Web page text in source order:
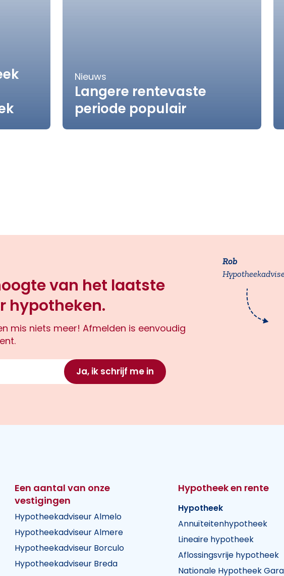
Nieuws
Langere rentevaste
periode populair
van het laatste
hypotheken.
mis niets meer! Afmelden is eenvoudig
Ja, ik schrijf me in
Rob
Een aantal van onze
vestigingen
Hypotheekadviseur Almelo
Hypotheekadviseur Almere
Hypotheekadviseur Borculo
Hypotheekadviseur Breda
Hypotheek en rente
Hypotheek
Annuïteitenhypotheek
Lineaire hypotheek
Aflossingsvrije hypotheek
Nationale Hypotheek